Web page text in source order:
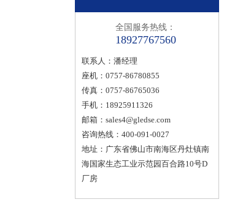
全国服务热线：
18927767560
联系人：潘经理
座机：0757-86780855
传真：0757-86765036
手机：18925911326
邮箱： sales4@gledse.com
咨询热线：400-091-0027
地址：广东省佛山市南海区丹灶镇南
海国家生态工业示范园百合路10号D
厂房